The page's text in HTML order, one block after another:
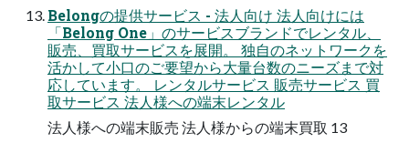
Belongの提供サービス - 法人向け 法人向けには
「Belong One」のサービスブランドでレンタル、
販売、買取サービスを展開。 独自のネットワークを
活かして小口のご要望から大量台数のニーズまで対
応しています。 レンタルサービス 販売サービス 買
取サービス 法人様への端末レンタル
法人様への端末販売 法人様からの端末買取 13